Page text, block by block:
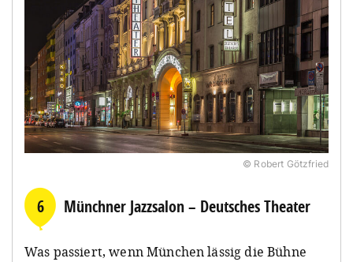
© Robert Götzfried
6 Münchner Jazzsalon – Deutsches Theater
Was passiert, wenn München lässig die Bühne